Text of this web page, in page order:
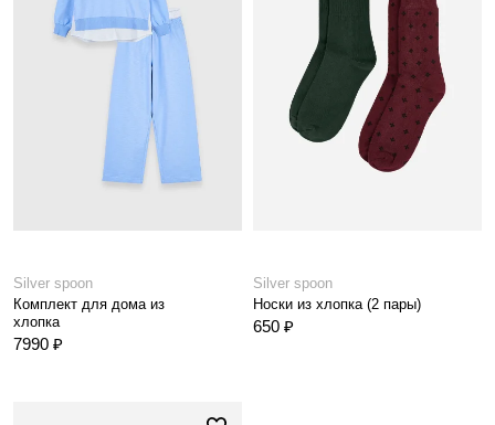
Silver spoon
Комплект для дома из
хлопка
7990 ₽
Silver spoon
Носки из хлопка (2 пары)
650 ₽